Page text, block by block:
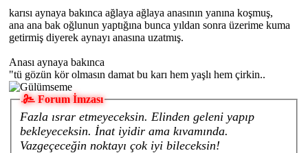
karısı aynaya bakınca ağlaya ağlaya anasının yanına koşmuş,
ana ana bak oğlunun yaptığına bunca yıldan sonra üzerime kuma
getirmiş diyerek aynayı anasına uzatmış.
Anası aynaya bakınca
"tü gözün kör olmasın damat bu karı hem yaşlı hem çirkin..
Forum İmzası
Fazla ısrar etmeyeceksin. Elinden geleni yapıp
bekleyeceksin. İnat iyidir ama kıvamında.
Vazgeçeceğin noktayı çok iyi bileceksin!